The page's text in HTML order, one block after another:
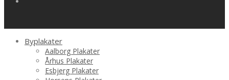
Byplakater
Aalborg Plakater
Århus Plakater
Esbjerg Plakater